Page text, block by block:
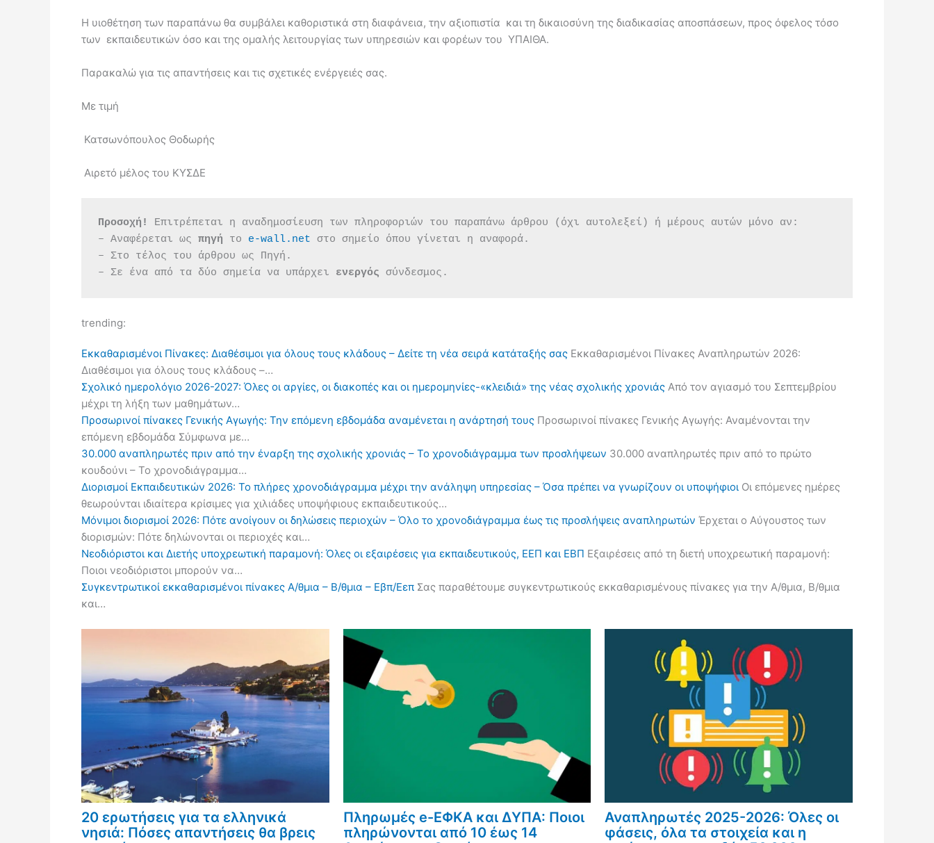
Η υιοθέτηση των παραπάνω θα συμβάλει καθοριστικά στη διαφάνεια, την αξιοπιστία και τη δικαιοσύνη της διαδικασίας αποσπάσεων, προς όφελος τόσο
των εκπαιδευτικών όσο και της ομαλής λειτουργίας των υπηρεσιών και φορέων του ΥΠΑΙΘΑ.
Παρακαλώ για τις απαντήσεις και τις σχετικές ενέργειές σας.
Με τιμή
Κατσωνόπουλος Θοδωρής
Αιρετό μέλος του ΚΥΣΔΕ
Προσοχή!
Επιτρέπεται η αναδημοσίευση των πληροφοριών του παραπάνω άρθρου (όχι αυτολεξεί) ή μέρους αυτών μόνο αν:
– Αναφέρεται ως πηγή το e-wall.net στο σημείο όπου γίνεται η αναφορά.
– Στο τέλος του άρθρου ως Πηγή.
– Σε ένα από τα δύο σημεία να υπάρχει ενεργός σύνδεσμος.
trending:
Εκκαθαρισμένοι Πίνακες: Διαθέσιμοι για όλους τους κλάδους – Δείτε τη νέα σειρά κατάταξής σας Εκκαθαρισμένοι Πίνακες Αναπληρωτών 2026:
Διαθέσιμοι για όλους τους κλάδους –…
Σχολικό ημερολόγιο 2026-2027: Όλες οι αργίες, οι διακοπές και οι ημερομηνίες-«κλειδιά» της νέας σχολικής χρονιάς Από τον αγιασμό του Σεπτεμβρίου
μέχρι τη λήξη των μαθημάτων…
Προσωρινοί πίνακες Γενικής Αγωγής: Την επόμενη εβδομάδα αναμένεται η ανάρτησή τους Προσωρινοί πίνακες Γενικής Αγωγής: Αναμένονται την
επόμενη εβδομάδα Σύμφωνα με…
30.000 αναπληρωτές πριν από την έναρξη της σχολικής χρονιάς – Το χρονοδιάγραμμα των προσλήψεων 30.000 αναπληρωτές πριν από το πρώτο
κουδούνι – Το χρονοδιάγραμμα…
Διορισμοί Εκπαιδευτικών 2026: Το πλήρες χρονοδιάγραμμα μέχρι την ανάληψη υπηρεσίας – Όσα πρέπει να γνωρίζουν οι υποψήφιοι Οι επόμενες ημέρες
θεωρούνται ιδιαίτερα κρίσιμες για χιλιάδες υποψήφιους εκπαιδευτικούς…
Μόνιμοι διορισμοί 2026: Πότε ανοίγουν οι δηλώσεις περιοχών – Όλο το χρονοδιάγραμμα έως τις προσλήψεις αναπληρωτών Έρχεται ο Αύγουστος των
διορισμών: Πότε δηλώνονται οι περιοχές και…
Νεοδιόριστοι και Διετής υποχρεωτική παραμονή: Όλες οι εξαιρέσεις για εκπαιδευτικούς, ΕΕΠ και ΕΒΠ Εξαιρέσεις από τη διετή υποχρεωτική παραμονή:
Ποιοι νεοδιόριστοι μπορούν να…
Συγκεντρωτικοί εκκαθαρισμένοι πίνακες Α/θμια – Β/θμια – Εβπ/Εεπ Σας παραθέτουμε συγκεντρωτικούς εκκαθαρισμένους πίνακες για την Α/θμια, Β/θμια
και…
20 ερωτήσεις για τα ελληνικά
νησιά: Πόσες απαντήσεις θα βρεις
Πληρωμές e-ΕΦΚΑ και ΔΥΠΑ: Ποιοι
πληρώνονται από 10 έως 14
Αναπληρωτές 2025-2026: Όλες οι
φάσεις, όλα τα στοιχεία και η